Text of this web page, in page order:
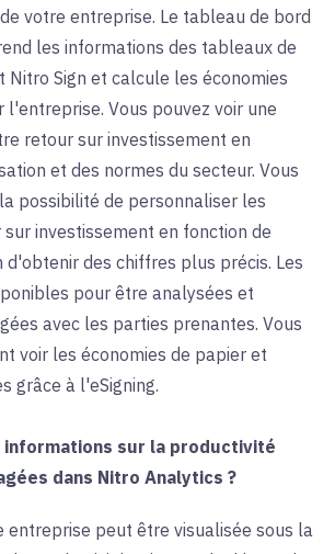
votre entreprise. Le tableau de bord
les informations des tableaux de
Nitro Sign et calcule les économies
Vous pouvez voir une
retour sur investissement en
et des normes du secteur. Vous
possibilité de personnaliser les
investissement en fonction de
des chiffres plus précis. Les
pour être analysées et
avec les parties prenantes. Vous
voir les économies de papier et
grâce à l'eSigning.
informations sur la productivité
dans Nitro Analytics ?
entreprise peut être visualisée sous la